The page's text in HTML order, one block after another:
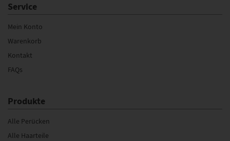
Service
Mein Konto
Warenkorb
Kontakt
FAQs
Produkte
Alle Perücken
Alle Haarteile